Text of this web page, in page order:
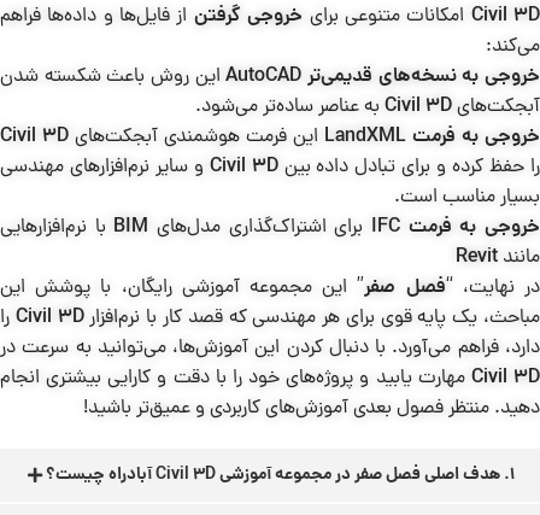
Civil 3D امکانات متنوعی برای خروجی گرفتن از فایل‌ها و داده‌ها فراهم
می‌کند:
خروجی به نسخه‌های قدیمی‌تر AutoCAD
این روش باعث شکسته شدن
آبجکت‌هایCivil 3Dبه عناصر ساده‌تر می‌شود.
خروجی به فرمت LandXML
این فرمت هوشمندی آبجکت‌های Civil 3D
را حفظ کرده و برای تبادل داده بینCivil 3D و سایر نرم‌افزارهای مهندسی
بسیار مناسب است.
خروجی به فرمت IFC
برای اشتراک‌گذاری مدل‌های BIM با نرم‌افزارهایی
مانند Revit
در نهایت، “فصل صفر” این مجموعه آموزشی رایگان، با پوشش این
مباحث، یک پایه قوی برای هر مهندسی که قصد کار با نرم‌افزارCivil 3D را
دارد، فراهم می‌آورد. با دنبال کردن این آموزش‌ها، می‌توانید به سرعت در
Civil 3D مهارت یابید و پروژه‌های خود را با دقت و کارایی بیشتری انجام
دهید. منتظر فصول بعدی آموزش‌های کاربردی و عمیق‌تر باشید!
1. هدف اصلی فصل صفر در مجموعه آموزشی Civil 3D آبادراه چیست؟